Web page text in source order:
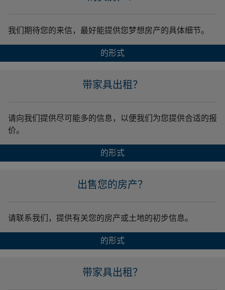
我们期待您的来信，最好能提供您梦想房产的具体细节。
的形式
带家具出租？
请向我们提供尽可能多的信息，以便我们为您提供合适的报
价。
的形式
出售您的房产？
请联系我们，提供有关您的房产或土地的初步信息。
的形式
带家具出租？